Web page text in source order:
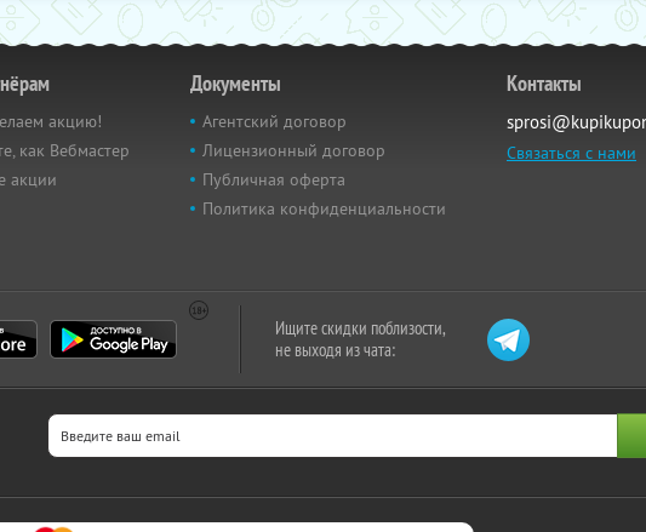
акцию!
как Вебмастер
акции
Документы
Агентский договор
Лицензионный договор
Публичная оферта
Политика конфиденциальности
Контакты
Связаться с нами
Ищите скидки поблизости,
не выходя из чата: